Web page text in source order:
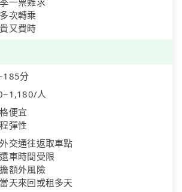
次轉乘
又費時
分
人
便宜
彈性
交通往返取車點
車時間受限
額外風險
天來回或租多天